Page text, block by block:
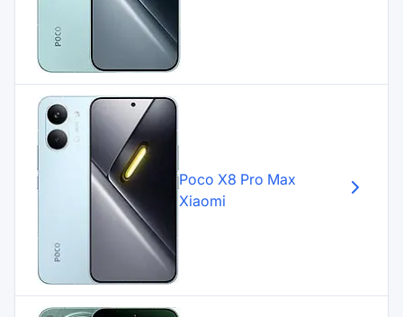
Poco X8 Pro Max
Xiaomi